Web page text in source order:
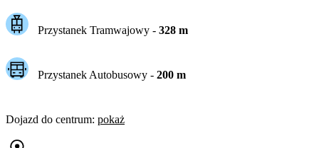
Przystanek Tramwajowy - 328m
Przystanek Autobusowy - 200m
Dojazd do centrum: pokaż